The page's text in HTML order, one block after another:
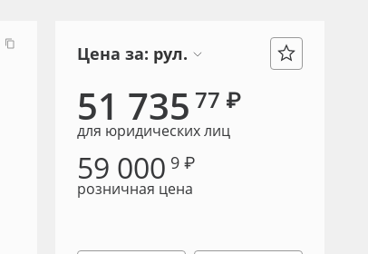
Цена за: рул.
51 735 77 ₽
для юридических лиц
59 000 9 ₽
розничная цена